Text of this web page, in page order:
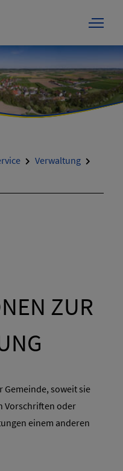
Verwaltung
ZUR
Gemeinde, soweit sie
Vorschriften oder
einem anderen